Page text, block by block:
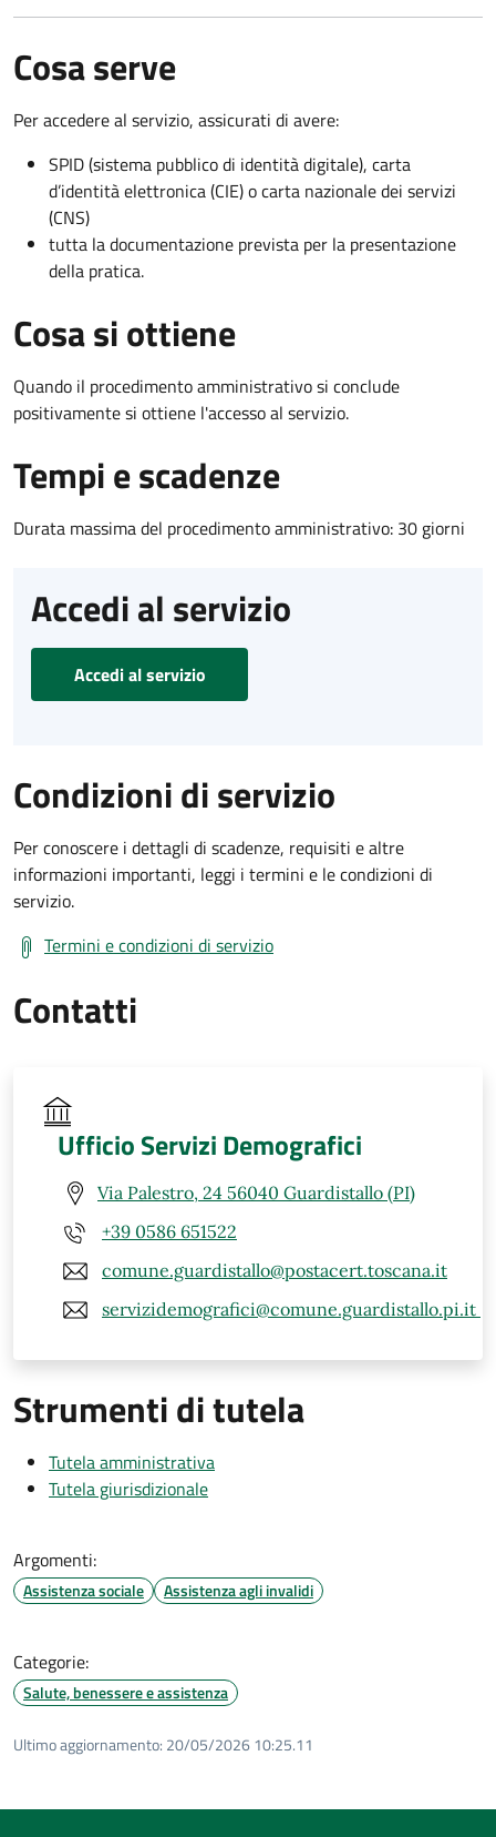
Cosa serve
Per accedere al servizio, assicurati di avere:
SPID (sistema pubblico di identità digitale), carta
d’identità elettronica (CIE) o carta nazionale dei servizi
(CNS)
tutta la documentazione prevista per la presentazione
della pratica.
Cosa si ottiene
Quando il procedimento amministrativo si conclude
positivamente si ottiene l'accesso al servizio.
Tempi e scadenze
Durata massima del procedimento amministrativo: 30 giorni
Accedi al servizio
Accedi al servizio
Condizioni di servizio
Per conoscere i dettagli di scadenze, requisiti e altre
informazioni importanti, leggi i termini e le condizioni di
servizio.
Termini e condizioni di servizio
Contatti
Ufficio Servizi Demografici
Via Palestro, 24 56040 Guardistallo (PI)
+39 0586 651522
comune.guardistallo@postacert.toscana.it
servizidemografici@comune.guardistallo.pi.it
Strumenti di tutela
Tutela amministrativa
Tutela giurisdizionale
Argomenti:
Assistenza sociale Assistenza agli invalidi
Categorie:
Salute, benessere e assistenza
Ultimo aggiornamento: 20/05/2026 10:25.11